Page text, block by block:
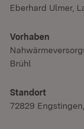
Eberhard Ulmer,
Vorhaben
Brühl
Standort
72829